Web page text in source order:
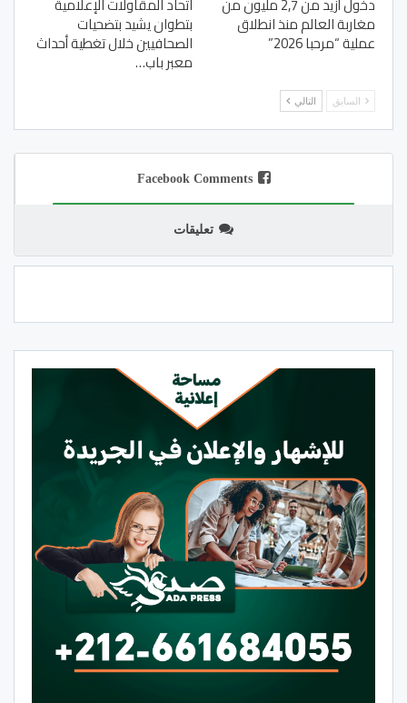
مغاربة العالم منذ انطلاق
عملية “مرحبا 2026”
بتطوان يشيد بتضحيات
الصحافيين خلال تغطية أحداث
معبر باب…
السابق التالي
Facebook Comments
تعليقات